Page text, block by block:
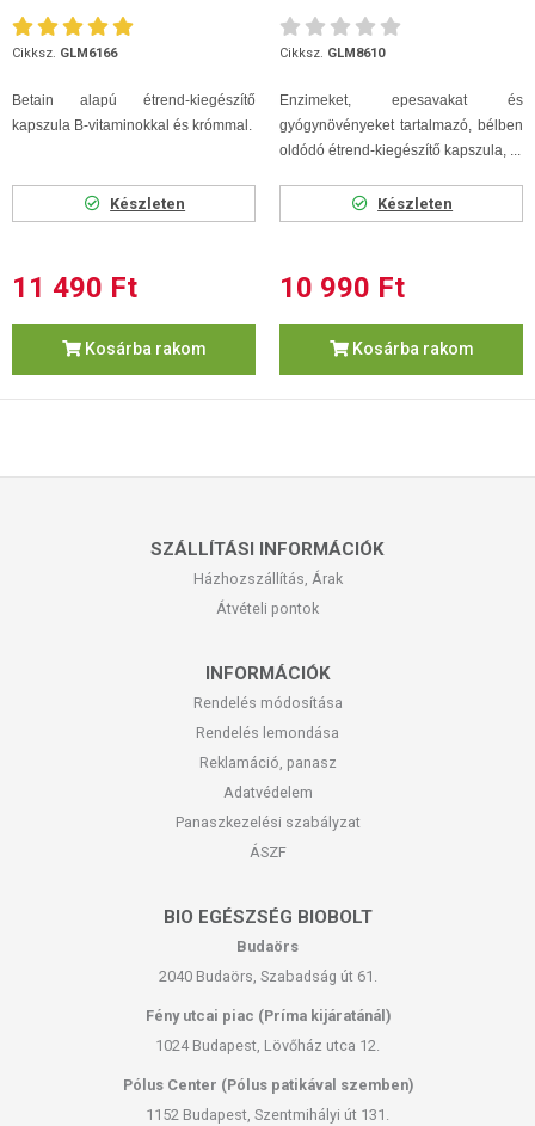
Cikksz. GLM6166
Betain alapú étrend-kiegészítő
kapszula B‑vitaminokkal és krómmal.
Készleten
11 490 Ft
Kosárba rakom
Cikksz. GLM8610
Enzimeket, epesavakat és
gyógynövényeket tartalmazó, bélben
oldódó étrend-kiegészítő kapszula, ...
Készleten
10 990 Ft
Kosárba rakom
SZÁLLÍTÁSI INFORMÁCIÓK
Házhozszállítás, Árak
Átvételi pontok
INFORMÁCIÓK
Rendelés módosítása
Rendelés lemondása
Reklamáció, panasz
Adatvédelem
Panaszkezelési szabályzat
ÁSZF
BIO EGÉSZSÉG BIOBOLT
Budaörs
2040 Budaörs, Szabadság út 61.
Fény utcai piac (Príma kijáratánál)
1024 Budapest, Lövőház utca 12.
Pólus Center (Pólus patikával szemben)
1152 Budapest, Szentmihályi út 131.